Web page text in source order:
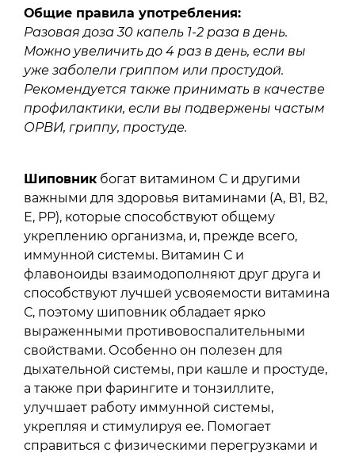
Общие правила употребления:
Разовая доза 30 капель 1-2 раза в день.
Можно увеличить до 4 раз в день, если вы
уже заболели гриппом или простудой.
Рекомендуется также принимать в качестве
профилактики, если вы подвержены частым
ОРВИ, гриппу, простуде.
Шиповник богат витамином С и другими
важными для здоровья витаминами (А, В1, В2,
Е, PP), которые способствуют общему
укреплению организма, и, прежде всего,
иммунной системы. Витамин С и
флавоноиды взаимодополняют друг друга и
способствуют лучшей усвояемости витамина
С, поэтому шиповник обладает ярко
выраженными противовоспалительными
свойствами. Особенно он полезен для
дыхательной системы, при кашле и простуде,
а также при фарингите и тонзиллите,
улучшает работу иммунной системы,
укрепляя и стимулируя ее. Помогает
справиться с физическими перегрузками и